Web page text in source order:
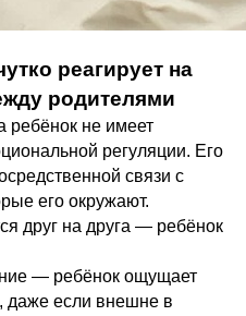
реагирует на
родителями
ребёнок не имеет
регуляции. Его
связи с
его окружают.
друг на друга — ребёнок
— ребёнок ощущает
даже если внешне в